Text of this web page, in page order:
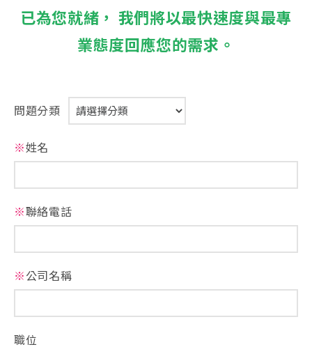
已為您就緒， 我們將以最快速度與最專
業態度回應您的需求。
問題分類
※姓名
※聯絡電話
※ 公司名稱
職位